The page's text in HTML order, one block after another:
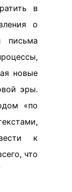
в
о
письма
новые
эры.
«по
к
что